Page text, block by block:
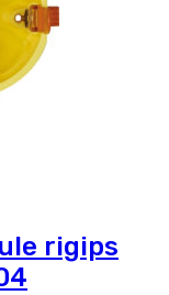
rigips